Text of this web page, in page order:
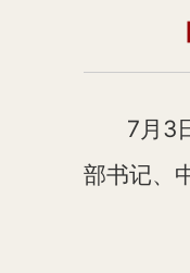
7月 3
部书记、